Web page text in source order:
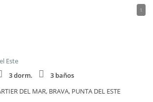
1
Este
3 dorm.
3 baños
DEL MAR, BRAVA, PUNTA DEL ESTE